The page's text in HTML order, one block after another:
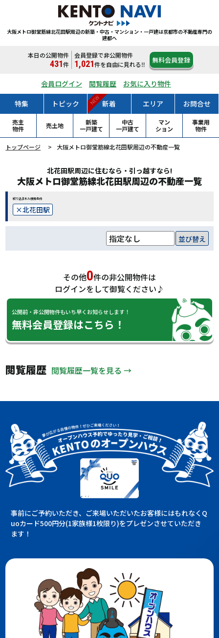
大阪メトロ御堂筋線北花田駅周辺の新築・中古・マンション・一戸建は京都市の不動産専門の
建都へ
本日の公開物件
431件
会員登録で非公開物件
1,021件を自由に見れる‼ 無料会員登録
会員ログイン 閲覧履歴 お気に入り物件
特集 トピック 新着
NEW エリア お問合せ
売主
物件
売土地
新築
一戸建て
中古
一戸建て
マン
ション
事業用
物件
トップページ 大阪メトロ御堂筋線北花田駅周辺の不動産一覧
北花田駅周辺に住むなら・引っ越すなら!
大阪メトロ御堂筋線北花田駅周辺の不動産一覧
絞り込まれた検索条件
北花田駅
並び替え
その他0件の非公開物件は
ログインをして御覧ください♪
公開前・非公開物件もいち早くお知らせします！
無料会員登録はこちら！
閲覧履歴 閲覧履歴一覧を見る →
事前にご予約いただき、ご来場いただいたお客様にはもれなくQ
uoカード500円分(1家族様1枚限り)をプレゼンさせていただき
ます！